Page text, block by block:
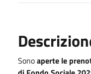
Sonoaperte le